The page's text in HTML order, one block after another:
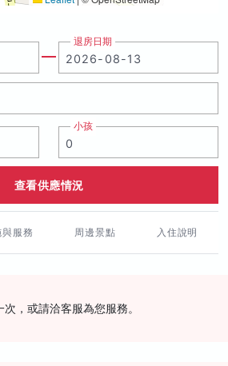
退房日期
小孩
查看供應情況
與服務 周邊景點 入住說明
，或請洽客服為您服務。